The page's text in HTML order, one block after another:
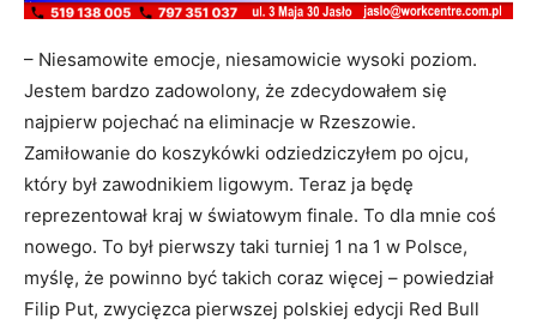
– Niesamowite emocje, niesamowicie wysoki poziom.
Jestem bardzo zadowolony, że zdecydowałem się
najpierw pojechać na eliminacje w Rzeszowie.
Zamiłowanie do koszykówki odziedziczyłem po ojcu,
który był zawodnikiem ligowym. Teraz ja będę
reprezentował kraj w światowym finale. To dla mnie coś
nowego. To był pierwszy taki turniej 1 na 1 w Polsce,
myślę, że powinno być takich coraz więcej – powiedział
Filip Put, zwycięzca pierwszej polskiej edycji Red Bull